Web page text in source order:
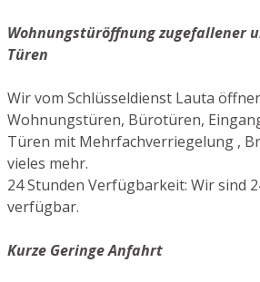
Wohnungstüröffnung zugefallener
Türen
Wir vom Schlüsseldienst Lauta
Wohnungstüren, Bürotüren,
Türen mit Mehrfachverriegelung ,
vieles mehr.
24 Stunden Verfügbarkeit: Wir sind
verfügbar.
Kurze Geringe Anfahrt